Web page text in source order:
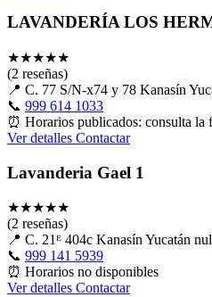
LAVANDERÍA LOS
★★★★★
(2 reseñas)
📍 C. 77 S/N-x74 y 78 Kanasín
📞 999 614 1033
⏰ Horarios publicados: consulta la
Ver detalles Contactar
Lavanderia Gael 1
★★★★★
(2 reseñas)
📍 C. 21ᴱ 404c Kanasín Yucatán
📞 999 141 5939
⏰ Horarios no disponibles
Ver detalles Contactar